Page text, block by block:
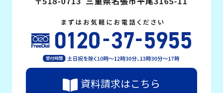
資料請求はこちら